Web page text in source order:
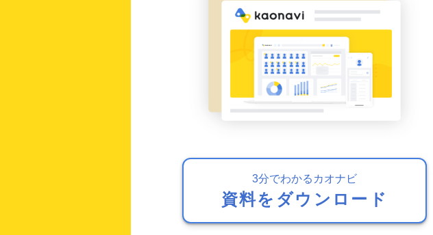
3分でわかるカオナビ
資料をダウンロード